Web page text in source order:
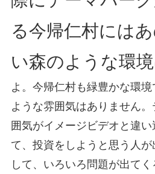
る今帰仁村には
い森のような環
よ。今帰仁村も緑豊かな環
ような雰囲気はありません
囲気がイメージビデオと違
て、投資をしようと思う人
して、いろいろ問題が出てく